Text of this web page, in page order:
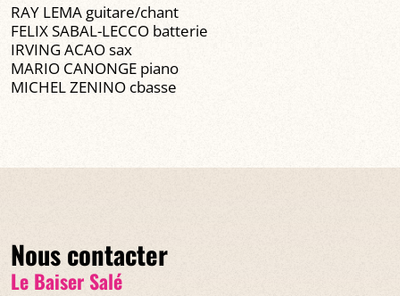
RAY LEMA guitare/chant
FELIX SABAL-LECCO batterie
IRVING ACAO sax
MARIO CANONGE piano
MICHEL ZENINO cbasse
Nous contacter
Le Baiser Salé